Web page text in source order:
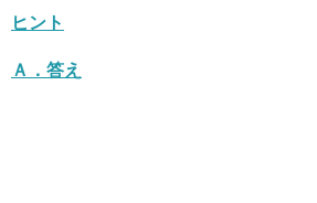
ヒント
Ａ． 答え